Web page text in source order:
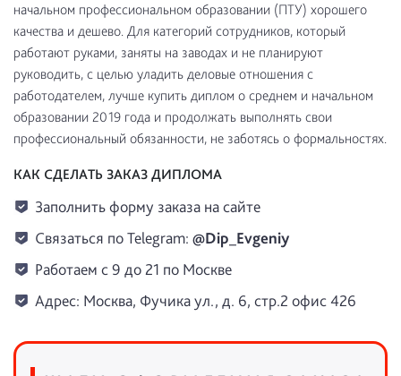
начальном профессиональном образовании (ПТУ) хорошего
качества и дешево. Для категорий сотрудников, который
работают руками, заняты на заводах и не планируют
руководить, с целью уладить деловые отношения с
работодателем, лучше купить диплом о среднем и начальном
образовании 2019 года и продолжать выполнять свои
профессиональный обязанности, не заботясь о формальностях.
КАК СДЕЛАТЬ ЗАКАЗ ДИПЛОМА
Заполнить форму заказа на сайте
Связаться по Telegram: @Dip_Evgeniy
Работаем с 9 до 21 по Москве
Адрес: Москва, Фучика ул., д. 6, стр.2 офис 426